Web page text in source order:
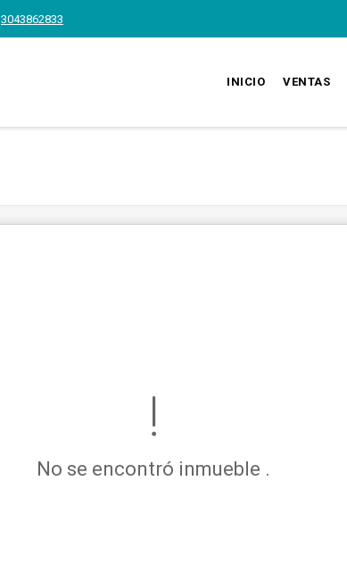
3043862833
INICIO VENTAS
No se encontró inmueble .